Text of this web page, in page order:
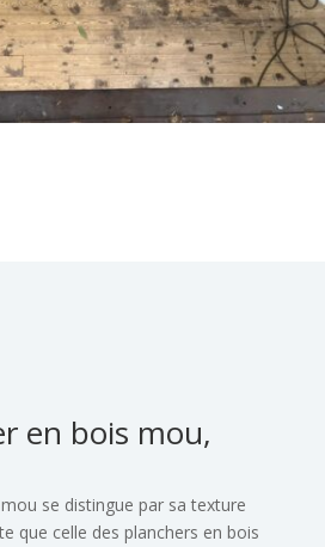
en bois mou,
se distingue par sa texture
que celle des planchers en bois